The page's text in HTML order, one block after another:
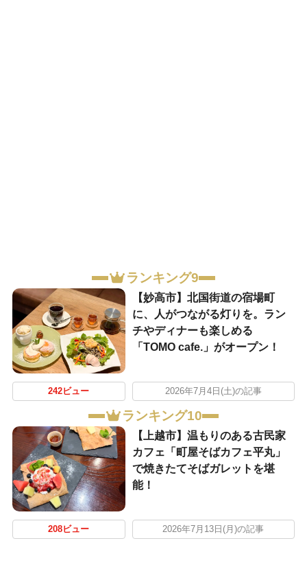
ランキング9
【妙高市】北国街道の宿場町
に、人がつながる灯りを。ラン
チやディナーも楽しめる
「TOMO cafe.」がオープン！
242ビュー 2026年7月4日(土)の記事
ランキング10
【上越市】温もりのある古民家
カフェ「町屋そばカフェ平丸」
で焼きたてそばガレットを堪
能！
208ビュー 2026年7月13日(月)の記事